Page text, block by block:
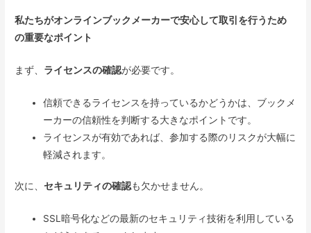
私たちがオンラインブックメーカーで安心して取引を行うため
の重要なポイント
まず、 ライセンスの確認が必要です。
信頼できるライセンスを持っているかどうかは、ブックメ
ーカーの信頼性を判断する大きなポイントです。
ライセンスが有効であれば、参加する際のリスクが大幅に
軽減されます。
次に、セキュリティの確認も欠かせません。
SSL暗号化などの最新のセキュリティ技術を利用している